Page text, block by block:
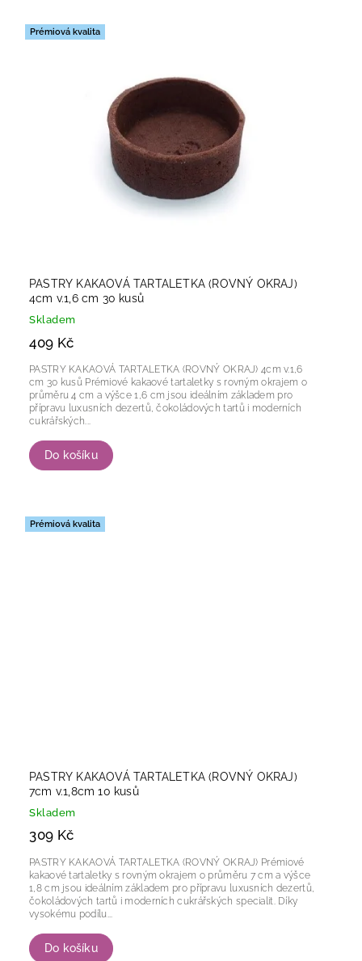
Prémiová kvalita
PASTRY KAKAOVÁ TARTALETKA (ROVNÝ OKRAJ)
4cm v.1,6 cm 30 kusů
Skladem
409 Kč
Do košíku
PASTRY KAKAOVÁ TARTALETKA (ROVNÝ OKRAJ) 4cm v.1,6
cm 30 kusů Prémiové kakaové tartaletky s rovným okrajem o
průměru 4 cm a výšce 1,6 cm jsou ideálním základem pro
přípravu luxusních dezertů, čokoládových tartů i moderních
cukrářských...
Prémiová kvalita
PASTRY KAKAOVÁ TARTALETKA (ROVNÝ OKRAJ)
7cm v.1,8cm 10 kusů
Skladem
309 Kč
Do košíku
PASTRY KAKAOVÁ TARTALETKA (ROVNÝ OKRAJ) Prémiové
kakaové tartaletky s rovným okrajem o průměru 7 cm a výšce
1,8 cm jsou ideálním základem pro přípravu luxusních dezertů,
čokoládových tartů i moderních cukrářských specialit. Díky
vysokému podílu...